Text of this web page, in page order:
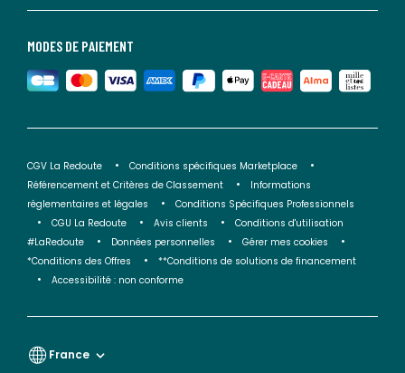
MODES DE PAIEMENT
CGV La Redoute
Conditions spécifiques Marketplace
Référencement et Critères de Classement
Informations
réglementaires et légales
Conditions Spécifiques Professionnels
CGU La Redoute
Avis clients
Conditions d'utilisation
#LaRedoute
Données personnelles
Gérer mes cookies
*Conditions des Offres
**Conditions de solutions de financement
Accessibilité : non conforme
France